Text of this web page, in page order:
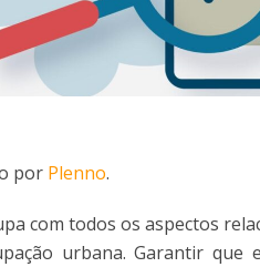
por Plenno.
com todos os aspectos
urbana. Garantir que